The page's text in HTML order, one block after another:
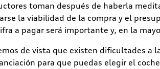
toman después de haberla
la viabilidad de la compra y el
a pagar será importante y, en la
de vista que existen dificultades a
para que puedas elegir el